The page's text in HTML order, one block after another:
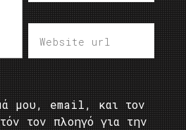
μου, email, και τον
τον πλοηγό για την